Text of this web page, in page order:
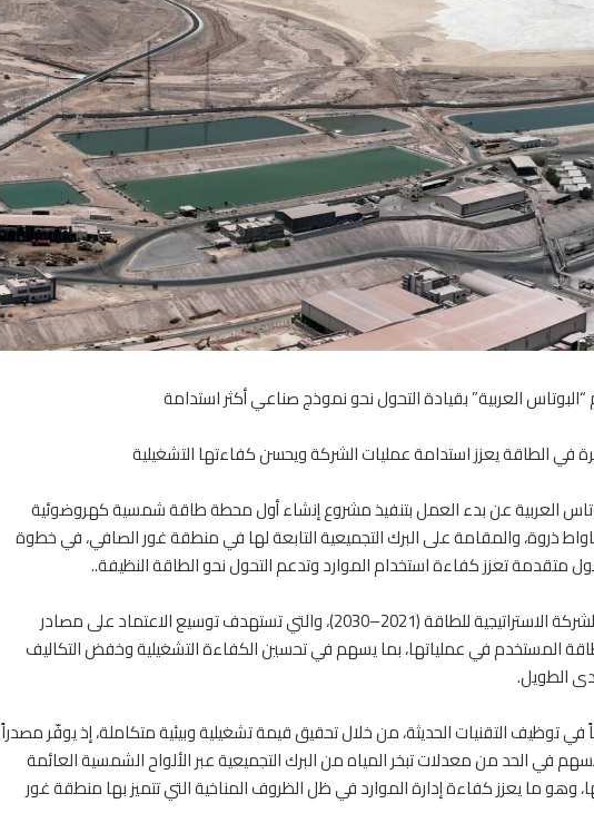
العربية” بقيادة التحول نحو نموذج صناعي أكثر استدامة
في الطاقة يعزز استدامة عمليات الشركة ويحسن كفاءتها التشغيلية
العربية عن بدء العمل بتنفيذ مشروع إنشاء أول محطة طاقة شمسية كهروضوئية
في المملكة بقدرة 6 ميجاواط ذروة، والمقامة على البرك التجميعية التابعة لها في منطقة غور الصافي، في خطوة
متقدمة تعزز كفاءة استخدام الموارد وتدعم التحول نحو الطاقة النظيفة..
ويأتي هذا المشروع ضمن رؤية الشركة الاستراتيجية للطاقة (2021–2030)، والتي تستهدف توسيع الاعتماد على مصادر
المستخدم في عملياتها، بما يسهم في تحسين الكفاءة التشغيلية وخفض التكاليف
الطويل.
توظيف التقنيات الحديثة، من خلال تحقيق قيمة تشغيلية وبيئية متكاملة، إذ يوفّر مصدراً
في الحد من معدلات تبخر المياه من البرك التجميعية عبر الألواح الشمسية العائمة
ما يعزز كفاءة إدارة الموارد في ظل الظروف المناخية التي تتميز بها منطقة غور